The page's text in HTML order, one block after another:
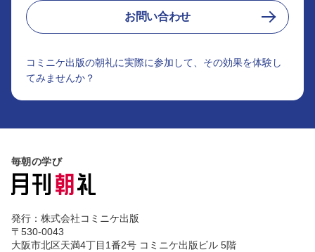
お問い合わせ
コミニケ出版の朝礼に実際に参加して、その効果を体験し
てみませんか？
毎朝の学び
発行：株式会社コミニケ出版
〒530-0043
大阪市北区天満4丁目1番2号 コミニケ出版ビル 5階